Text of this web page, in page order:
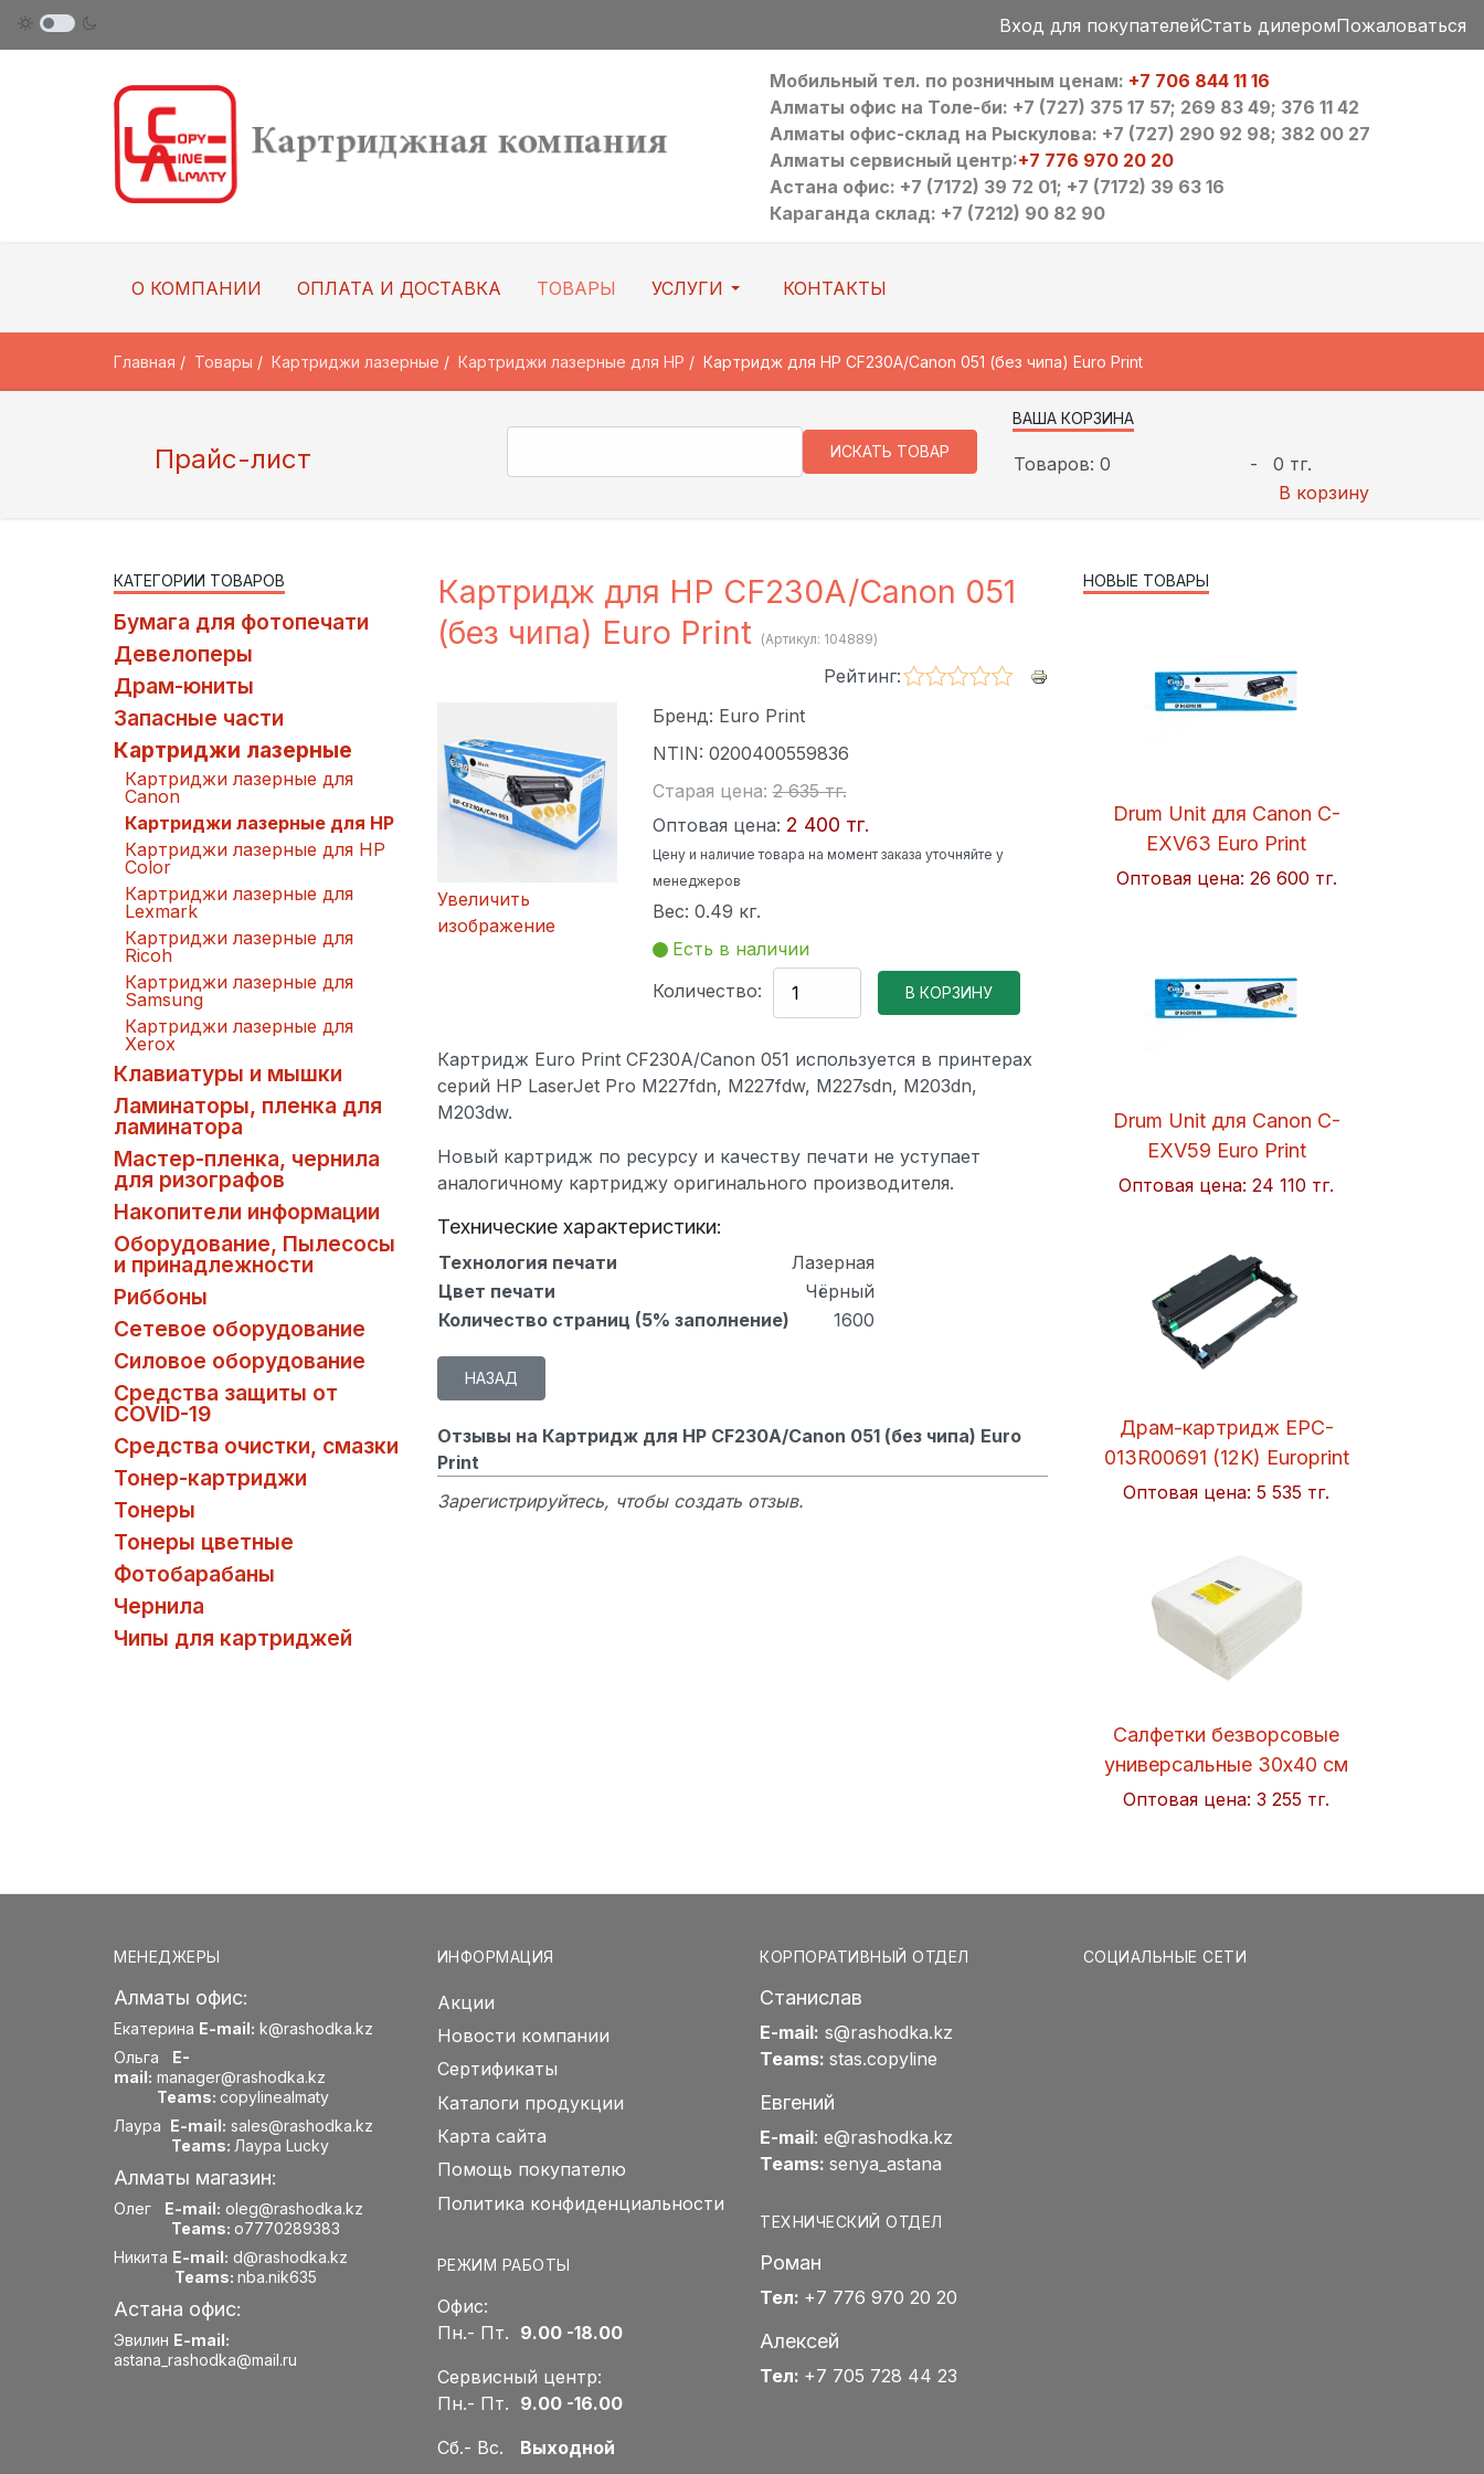
Вход для покупателейСтать дилеромПожаловаться
Мобильный тел. по розничным ценам: +7 706 844 11 16
Алматы офис на Толе-би: +7 (727) 375 17 57; 269 83 49; 376 11 42
Алматы офис-склад на Рыскулова: +7 (727) 290 92 98; 382 00 27
Алматы сервисный центр:+7 776 970 20 20
Астана офис: +7 (7172) 39 72 01; +7 (7172) 39 63 16
Караганда склад: +7 (7212) 90 82 90
О КОМПАНИИ ОПЛАТА И ДОСТАВКА ТОВАРЫ УСЛУГИ КОНТАКТЫ
Главная Товары Картриджи лазерные Картриджи лазерные для HP Картридж для HP CF230A/Canon 051 (без чипа) Euro Print
Прайс-лист
ВАША КОРЗИНА
Товаров: 0 -
0 тг.
В корзину
Картридж для HP CF230A/Canon 051
(без чипа) Euro Print (Артикул: 104889)
Рейтинг:
Увеличить
изображение
Бренд: Euro Print
NTIN: 0200400559836
Старая цена:2 635 тг.
Оптовая цена: 2 400 тг.
Цену и наличие товара на момент заказа уточняйте у
менеджеров
Вес: 0.49 кг.
Есть в наличии
Количество:
Картридж Euro Print CF230A/Canon 051 используется в принтерах
серий HP LaserJet Pro M227fdn, M227fdw, M227sdn, M203dn,
M203dw.
Новый картридж по ресурсу и качеству печати не уступает
аналогичному картриджу оригинального производителя.
Технические характеристики:
Технология печати
Лазерная
Цвет печати
Чёрный
Количество страниц (5% заполнение)
1600
Отзывы на Картридж для HP CF230A/Canon 051 (без чипа) Euro
Print
Зарегистрируйтесь, чтобы создать отзыв.
КАТЕГОРИИ ТОВАРОВ
Бумага для фотопечати
Девелоперы
Драм-юниты
Запасные части
Картриджи лазерные
Картриджи лазерные для
Canon
Картриджи лазерные для HP
Картриджи лазерные для HP
Color
Картриджи лазерные для
Lexmark
Картриджи лазерные для
Ricoh
Картриджи лазерные для
Samsung
Картриджи лазерные для
Xerox
Клавиатуры и мышки
Ламинаторы, пленка для
ламинатора
Мастер-пленка, чернила
для ризографов
Накопители информации
Оборудование, Пылесосы
и принадлежности
Риббоны
Сетевое оборудование
Силовое оборудование
Средства защиты от
COVID-19
Средства очистки, смазки
Тонер-картриджи
Тонеры
Тонеры цветные
Фотобарабаны
Чернила
Чипы для картриджей
НОВЫЕ ТОВАРЫ
Drum Unit для Canon C-
EXV63 Euro Print
Оптовая цена: 26 600 тг.
Drum Unit для Canon C-
EXV59 Euro Print
Оптовая цена:24 110 тг.
Драм-картридж EPC-
013R00691 (12K) Europrint
Оптовая цена:5 535 тг.
Салфетки безворсовые
универсальные 30x40 см
Soft 50шт/упак. Hi-BLACK
Оптовая цена:3 255 тг.
МЕНЕДЖЕРЫ
Алматы офис:
Екатерина E-mail: k@rashodka.kz
Ольга E-
mail: manager@rashodka.kz
Teams: copylinealmaty
Лаура E-mail: sales@rashodka.kz
Teams: Лаура Lucky
Алматы магазин:
Олег E-mail: oleg@rashodka.kz
Teams: o7770289383
Никита E-mail: d@rashodka.kz
Teams: nba.nik635
Астана офис:
Эвилин E-mail:
astana_rashodka@mail.ru
ИНФОРМАЦИЯ
Акции
Новости компании
Сертификаты
Каталоги продукции
Карта сайта
Помощь покупателю
Политика конфиденциальности
РЕЖИМ РАБОТЫ
Офис:
Пн.- Пт. 9.00 -18.00
Сервисный центр:
Пн.- Пт. 9.00 -16.00
Сб.- Вс. Выходной
КОРПОРАТИВНЫЙ ОТДЕЛ
Станислав
E-mail: s@rashodka.kz
Teams: stas.copyline
Евгений
E-mail: e@rashodka.kz
Teams: senya_astana
ТЕХНИЧЕСКИЙ ОТДЕЛ
Роман
Тел: +7 776 970 20 20
Алексей
Тел: +7 705 728 44 23
СОЦИАЛЬНЫЕ СЕТИ